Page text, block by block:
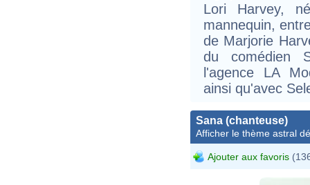
Lori Harvey,
mannequin,
de Marjorie
du comédien
l'agence LA
ainsi qu'avec
Sana (chanteuse)
Afficher le thème astral
Ajouter aux favoris